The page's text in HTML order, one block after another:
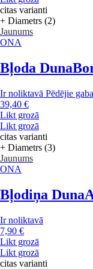
citas varianti
+ Diametrs (2)
Jaunums
ONA
Bļoda Duna
Ir noliktavā Pēdējie
39,40 €
Likt grozā
Likt grozā
citas varianti
+ Diametrs (3)
Jaunums
ONA
Bļodiņa Duna
Ir noliktavā
7,90 €
Likt grozā
Likt grozā
citas varianti